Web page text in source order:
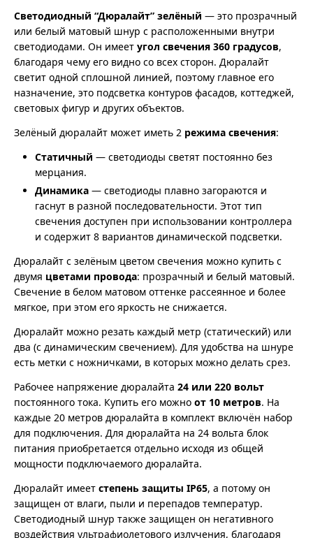
Светодиодный “Дюралайт” зелёный — это прозрачный
или белый матовый шнур с расположенными внутри
светодиодами. Он имеет угол свечения 360 градусов,
благодаря чему его видно со всех сторон. Дюралайт
светит одной сплошной линией, поэтому главное его
назначение, это подсветка контуров фасадов, коттеджей,
световых фигур и других объектов.
Зелёный дюралайт может иметь 2 режима свечения:
Статичный — светодиоды светят постоянно без
мерцания.
Динамика — светодиоды плавно загораются и
гаснут в разной последовательности. Этот тип
свечения доступен при использовании контроллера
и содержит 8 вариантов динамической подсветки.
Дюралайт с зелёным цветом свечения можно купить с
двумя цветами провода: прозрачный и белый матовый.
Свечение в белом матовом оттенке рассеянное и более
мягкое, при этом его яркость не снижается.
Дюралайт можно резать каждый метр (статический) или
два (с динамическим свечением). Для удобства на шнуре
есть метки с ножничками, в которых можно делать срез.
Рабочее напряжение дюралайта 24 или 220 вольт
постоянного тока. Купить его можно от 10 метров. На
каждые 20 метров дюралайта в комплект включён набор
для подключения. Для дюралайта на 24 вольта блок
питания приобретается отдельно исходя из общей
мощности подключаемого дюралайта.
Дюралайт имеет степень защиты IP65, а потому он
защищен от влаги, пыли и перепадов температур.
Светодиодный шнур также защищен он негативного
воздействия ультрафиолетового излучения, благодаря